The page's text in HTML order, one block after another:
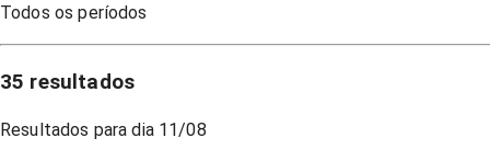
Todos os períodos
35 resultados
Resultados para dia 11/08